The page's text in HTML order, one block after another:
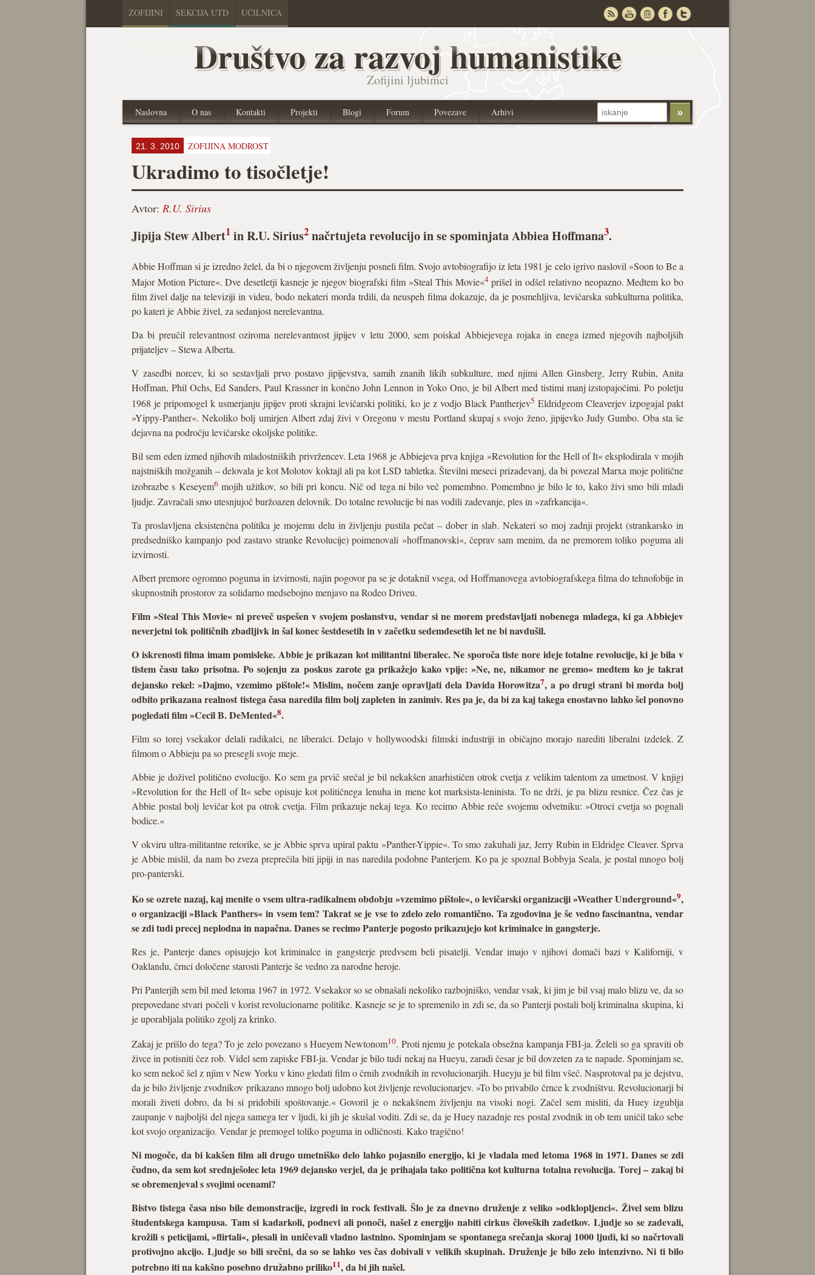
ZOFIJINI SEKCIJA UTD UČILNICA
Društvo za razvoj humanistike
Zofijini ljubimci
Naslovna O nas Kontakti Projekti Blogi Forum Povezave Arhivi
21. 3. 2010 ZOFIJINA MODROST
Ukradimo to tisočletje!
Avtor: R.U. Sirius
Jipija Stew Albert1 in R.U. Sirius2 načrtujeta revolucijo in se spominjata Abbiea Hoffmana3.
Abbie Hoffman si je izredno želel, da bi o njegovem življenju posneli film. Svojo avtobiografijo iz leta 1981 je celo igrivo naslovil »Soon to Be a
Major Motion Picture«. Dve desetletji kasneje je njegov biografski film »Steal This Movie«4prišel in odšel relativno neopazno. Medtem ko bo
film živel dalje na televiziji in videu, bodo nekateri morda trdili, da neuspeh filma dokazuje, da je posmehljiva, levičarska subkulturna politika,
po kateri je Abbie živel, za sedanjost nerelevantna.
Da bi preučil relevantnost oziroma nerelevantnost jipijev v letu 2000, sem poiskal Abbiejevega rojaka in enega izmed njegovih najboljših
prijateljev – Stewa Alberta.
V zasedbi norcev, ki so sestavljali prvo postavo jipijevstva, samih znanih likih subkulture, med njimi Allen Ginsberg, Jerry Rubin, Anita
Hoffman, Phil Ochs, Ed Sanders, Paul Krassner in končno John Lennon in Yoko Ono, je bil Albert med tistimi manj izstopajočimi. Po poletju
1968 je pripomogel k usmerjanju jipijev proti skrajni levičarski politiki, ko je z vodjo Black Pantherjev5 Eldridgeom Cleaverjev izpogajal pakt
»Yippy-Panther«. Nekoliko bolj umirjen Albert zdaj živi v Oregonu v mestu Portland skupaj s svojo ženo, jipijevko Judy Gumbo. Oba sta še
dejavna na področju levičarske okoljske politike.
Bil sem eden izmed njihovih mladostniških privržencev. Leta 1968 je Abbiejeva prva knjiga »Revolution for the Hell of It« eksplodirala v mojih
najstniških možganih – delovala je kot Molotov koktajl ali pa kot LSD tabletka. Številni meseci prizadevanj, da bi povezal Marxa moje politične
izobrazbe s Keseyem6mojih užitkov, so bili pri koncu. Nič od tega ni bilo več pomembno. Pomembno je bilo le to, kako živi smo bili mladi
ljudje. Zavračali smo utesnjujoč buržoazen delovnik. Do totalne revolucije bi nas vodili zadevanje, ples in »zafrkancija«.
Ta proslavljena eksistenčna politika je mojemu delu in življenju pustila pečat – dober in slab. Nekateri so moj zadnji projekt (strankarsko in
predsedniško kampanjo pod zastavo stranke Revolucije) poimenovali »hoffmanovski«, čeprav sam menim, da ne premorem toliko poguma ali
izvirnosti.
Albert premore ogromno poguma in izvirnosti, najin pogovor pa se je dotaknil vsega, od Hoffmanovega avtobiografskega filma do tehnofobije in
skupnostnih prostorov za solidarno medsebojno menjavo na Rodeo Driveu.
Film »Steal This Movie« ni preveč uspešen v svojem poslanstvu, vendar si ne morem predstavljati nobenega mladega, ki ga Abbiejev
neverjetni tok političnih zbadljivk in šal konec šestdesetih in v začetku sedemdesetih let ne bi navdušil.
O iskrenosti filma imam pomisleke. Abbie je prikazan kot militantni liberalec. Ne sporoča tiste nore ideje totalne revolucije, ki je bila v
tistem času tako prisotna. Po sojenju za poskus zarote ga prikažejo kako vpije: »Ne, ne, nikamor ne gremo« medtem ko je takrat
dejansko rekel: »Dajmo, vzemimo pištole!« Mislim, nočem zanje opravljati dela Davida Horowitza7, a po drugi strani bi morda bolj
odbito prikazana realnost tistega časa naredila film bolj zapleten in zanimiv. Res pa je, da bi za kaj takega enostavno lahko šel ponovno
pogledati film »Cecil B. DeMented«8.
Film so torej vsekakor delali radikalci, ne liberalci. Delajo v hollywoodski filmski industriji in običajno morajo narediti liberalni izdelek. Z
filmom o Abbieju pa so presegli svoje meje.
Abbie je doživel politično evolucijo. Ko sem ga prvič srečal je bil nekakšen anarhističen otrok cvetja z velikim talentom za umetnost. V knjigi
»Revolution for the Hell of It« sebe opisuje kot političnega lenuha in mene kot marksista-leninista. To ne drži, je pa blizu resnice. Čez čas je
Abbie postal bolj levičar kot pa otrok cvetja. Film prikazuje nekaj tega. Ko recimo Abbie reče svojemu odvetniku: »Otroci cvetja so pognali
bodice.«
V okviru ultra-militantne retorike, se je Abbie sprva upiral paktu »Panther-Yippie«. To smo zakuhali jaz, Jerry Rubin in Eldridge Cleaver. Sprva
je Abbie mislil, da nam bo zveza preprečila biti jipiji in nas naredila podobne Panterjem. Ko pa je spoznal Bobbyja Seala, je postal mnogo bolj
pro-panterski.
Ko se ozrete nazaj, kaj menite o vsem ultra-radikalnem obdobju »vzemimo pištole«, o levičarski organizaciji »Weather Underground«9,
o organizaciji »Black Panthers« in vsem tem? Takrat se je vse to zdelo zelo romantično. Ta zgodovina je še vedno fascinantna, vendar
se zdi tudi precej neplodna in napačna. Danes se recimo Panterje pogosto prikazujejo kot kriminalce in gangsterje.
Res je, Panterje danes opisujejo kot kriminalce in gangsterje predvsem beli pisatelji. Vendar imajo v njihovi domači bazi v Kaliforniji, v
Oaklandu, črnci določene starosti Panterje še vedno za narodne heroje.
Pri Panterjih sem bil med letoma 1967 in 1972. Vsekakor so se obnašali nekoliko razbojniško, vendar vsak, ki jim je bil vsaj malo blizu ve, da so
prepovedane stvari počeli v korist revolucionarne politike. Kasneje se je to spremenilo in zdi se, da so Panterji postali bolj kriminalna skupina, ki
je uporabljala politiko zgolj za krinko.
Zakaj je prišlo do tega? To je zelo povezano s Hueyem Newtonom10. Proti njemu je potekala obsežna kampanja FBI-ja. Želeli so ga spraviti ob
živce in potisniti čez rob. Videl sem zapiske FBI-ja. Vendar je bilo tudi nekaj na Hueyu, zaradi česar je bil dovzeten za te napade. Spominjam se,
ko sem nekoč šel z njim v New Yorku v kino gledati film o črnih zvodnikih in revolucionarjih. Hueyju je bil film všeč. Nasprotoval pa je dejstvu,
da je bilo življenje zvodnikov prikazano mnogo bolj udobno kot življenje revolucionarjev. »To bo privabilo črnce k zvodništvu. Revolucionarji bi
morali živeti dobro, da bi si pridobili spoštovanje.« Govoril je o nekakšnem življenju na visoki nogi. Začel sem misliti, da Huey izgublja
zaupanje v najboljši del njega samega ter v ljudi, ki jih je skušal voditi. Zdi se, da je Huey nazadnje res postal zvodnik in ob tem uničil tako sebe
kot svojo organizacijo. Vendar je premogel toliko poguma in odličnosti. Kako tragično!
Ni mogoče, da bi kakšen film ali drugo umetniško delo lahko pojasnilo energijo, ki je vladala med letoma 1968 in 1971. Danes se zdi
čudno, da sem kot srednješolec leta 1969 dejansko verjel, da je prihajala tako politična kot kulturna totalna revolucija. Torej – zakaj bi
se obremenjeval s svojimi ocenami?
Bistvo tistega časa niso bile demonstracije, izgredi in rock festivali. Šlo je za dnevno druženje z veliko »odklopljenci«. Živel sem blizu
študentskega kampusa. Tam si kadarkoli, podnevi ali ponoči, našel z energijo nabiti cirkus človeških zadetkov. Ljudje so se zadevali,
krožili s peticijami, »flirtali«, plesali in uničevali vladno lastnino. Spominjam se spontanega srečanja skoraj 1000 ljudi, ki so načrtovali
protivojno akcijo. Ljudje so bili srečni, da so se lahko ves čas dobivali v velikih skupinah. Druženje je bilo zelo intenzivno. Ni ti bilo
potrebno iti na kakšno posebno družabno priliko11, da bi jih našel.